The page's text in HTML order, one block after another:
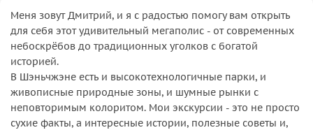
Меня зовут Дмитрий, и я с радостью помогу вам открыть
для себя этот удивительный мегаполис - от современных
небоскрёбов до традиционных уголков с богатой
историей.
В Шэньчжэне есть и высокотехнологичные парки, и
живописные природные зоны, и шумные рынки с
неповторимым колоритом. Мои экскурсии - это не просто
сухие факты, а интересные истории, полезные советы и,